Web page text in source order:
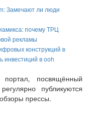
Замечают ли люди
почему ТРЦ
рекламы
конструкций в
инвестиций в ooh
посвящённый
публикуются
прессы.